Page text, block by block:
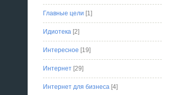
Главные цели [1]
Идиотека[2]
Интересное [19]
Интернет[29]
Интернет для бизнеса[4]